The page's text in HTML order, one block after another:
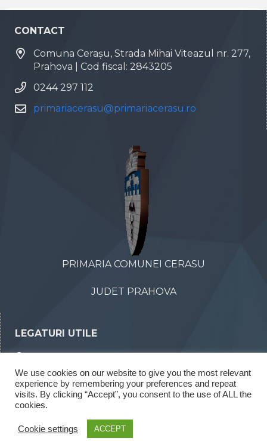
CONTACT
Comuna Cerașu, Strada Mihai Viteazul nr. 277,
Prahova | Cod fiscal: 2843205
0244 297 112
primariacerasu@primariacerasu.ro
PRIMARIA COMUNEI CERASU
JUDET PRAHOVA
LEGATURI UTILE
Declaratii de interese
Rapoarte legea 52/2003
We use cookies on our website to give you the most relevant
experience by remembering your preferences and repeat
visits. By clicking “Accept”, you consent to the use of ALL the
cookies.
Cookie settings ACCEPT